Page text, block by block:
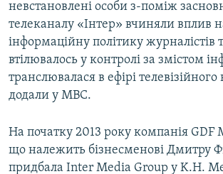
невстановлені особи з-поміж
телеканалу «Інтер» вчиняли вплив
інформаційну політику журналістів
втілювалось у контролі за змістом
транслювалася в ефірі телевізійного
додали у МВС.
На початку 2013 року компанія GDF
що належить бiзнесменовi Дмитру
придбала Inter Media Group у K.H.